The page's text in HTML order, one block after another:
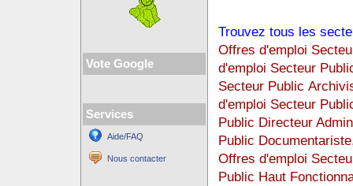
Vote Google
Services
Aide/FAQ
Nous contacter
Trouvez tous les
Offres d'emploi
d'emploi Secteur
Secteur Public
d'emploi Secteur
Public Directeur
Public Documentariste
Offres d'emploi
Public Haut